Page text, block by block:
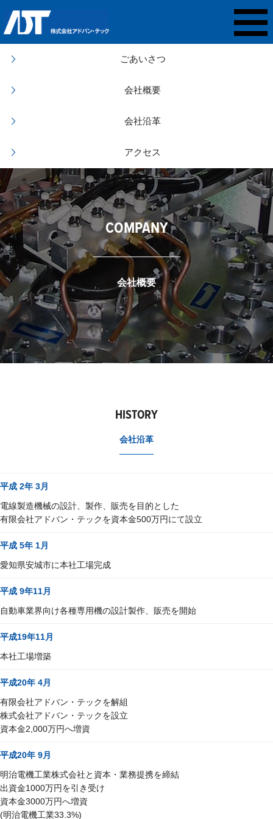
ごあいさつ
会社概要
会社沿革
アクセス
COMPANY
会社概要
HISTORY
会社沿革
平成 2年 3月
電線製造機械の設計、製作、販売を目的とした
有限会社アドバン・テックを資本金500万円にて設立
平成 5年 1月
愛知県安城市に本社工場完成
平成 9年11月
自動車業界向け各種専用機の設計製作、販売を開始
平成19年11月
本社工場増築
平成20年 4月
有限会社アドバン・テックを解組
株式会社アドバン・テックを設立
資本金2,000万円へ増資
平成20年 9月
明治電機工業株式会社と資本・業務提携を締結
出資金1000万円を引き受け
資本金3000万円へ増資
(明治電機工業33.3%)